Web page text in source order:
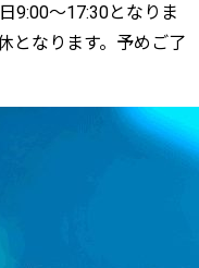
9:00～17:30となりま
となります。予めご了